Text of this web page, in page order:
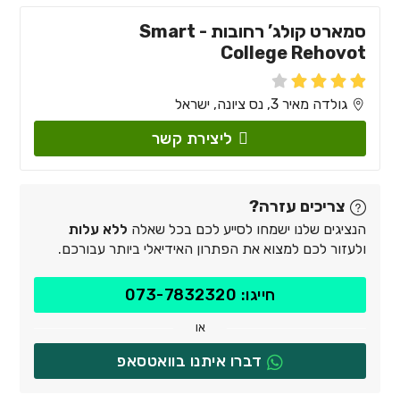
סמארט קולג’ רחובות - Smart
College Rehovot
גולדה מאיר 3, נס ציונה, ישראל
ליצירת קשר
צריכים עזרה?
הנציגים שלנו ישמחו לסייע לכם בכל שאלה ללא עלות
ולעזור לכם למצוא את הפתרון האידיאלי ביותר עבורכם.
חייגו: 073-7832320
או
דברו איתנו בוואטסאפ